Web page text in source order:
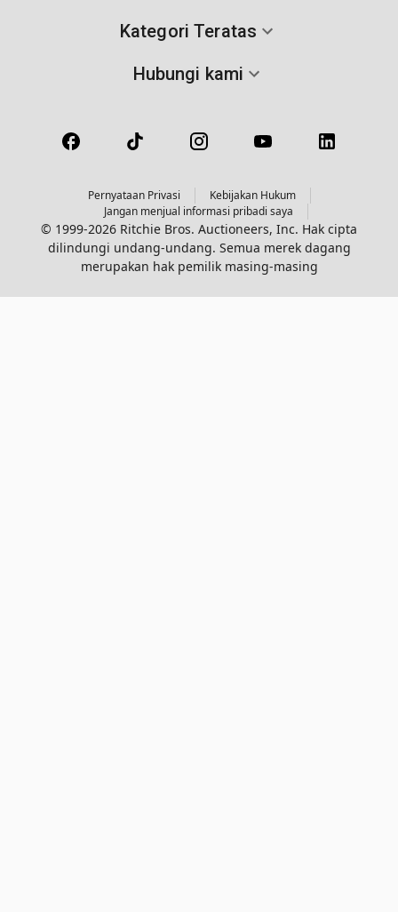
Kategori Teratas
Hubungi kami
Pernyataan Privasi
Kebijakan Hukum
Jangan menjual informasi pribadi saya
© 1999-2026 Ritchie Bros. Auctioneers, Inc. Hak cipta
dilindungi undang-undang. Semua merek dagang
merupakan hak pemilik masing-masing